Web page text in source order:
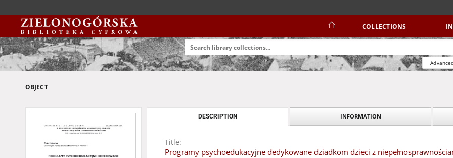
COLLECTIONS
OBJECT
DESCRIPTION INFORMATION
Title:
Programy psychoedukacyjne dedykowane dziadkom dzieci z